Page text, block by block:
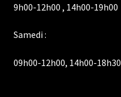
9h00-12h00 , 14h00-19h00
Samedi :
09h00-12h00, 14h00-18h30